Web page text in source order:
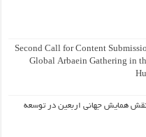
Second Call for Content
Global Arbaein Gathering in
همایش جهانی اربعین در توسعه